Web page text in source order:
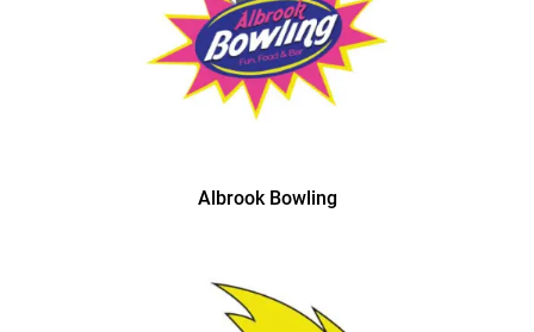
Albrook Bowling